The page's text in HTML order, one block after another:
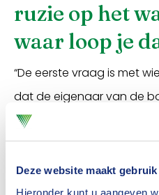
Deze website maakt
Hieronder kunt u aangeven
ruzie op het
waar loop je
“De eerste vraag is met
dat de eigenaar van de
geleend, gehuurd of
boot? Staat die
eigenaar verzekerd? Wij
zodat altijd duidelijk is